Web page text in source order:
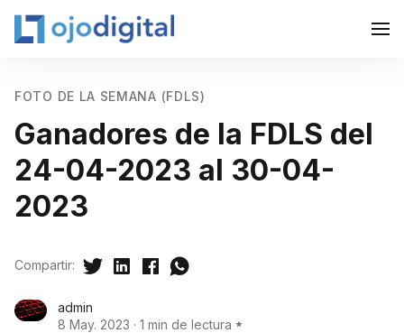
FOTO DE LA SEMANA (FDLS)
Ganadores de la FDLS del
24-04-2023 al 30-04-
2023
admin
8 May. 2023 · 1 min de lectura
Compartir: